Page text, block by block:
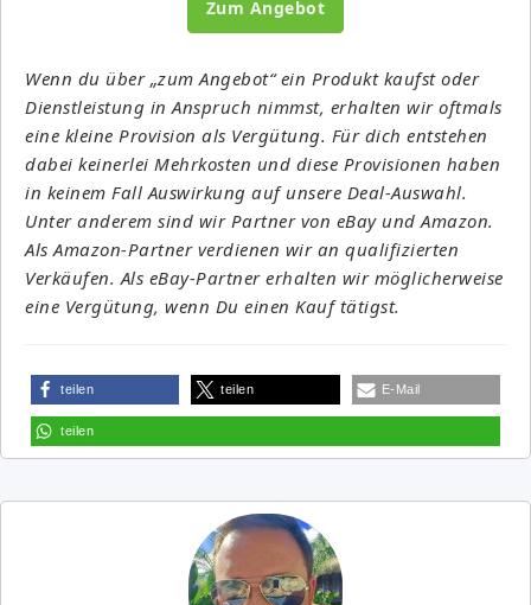
Zum Angebot
Wenn du über „zum Angebot“ ein Produkt kaufst oder
Dienstleistung in Anspruch nimmst, erhalten wir oftmals
eine kleine Provision als Vergütung. Für dich entstehen
dabei keinerlei Mehrkosten und diese Provisionen haben
in keinem Fall Auswirkung auf unsere Deal-Auswahl.
Unter anderem sind wir Partner von eBay und Amazon.
Als Amazon-Partner verdienen wir an qualifizierten
Verkäufen. Als eBay-Partner erhalten wir möglicherweise
eine Vergütung, wenn Du einen Kauf tätigst.
teilen teilen E-Mail
teilen